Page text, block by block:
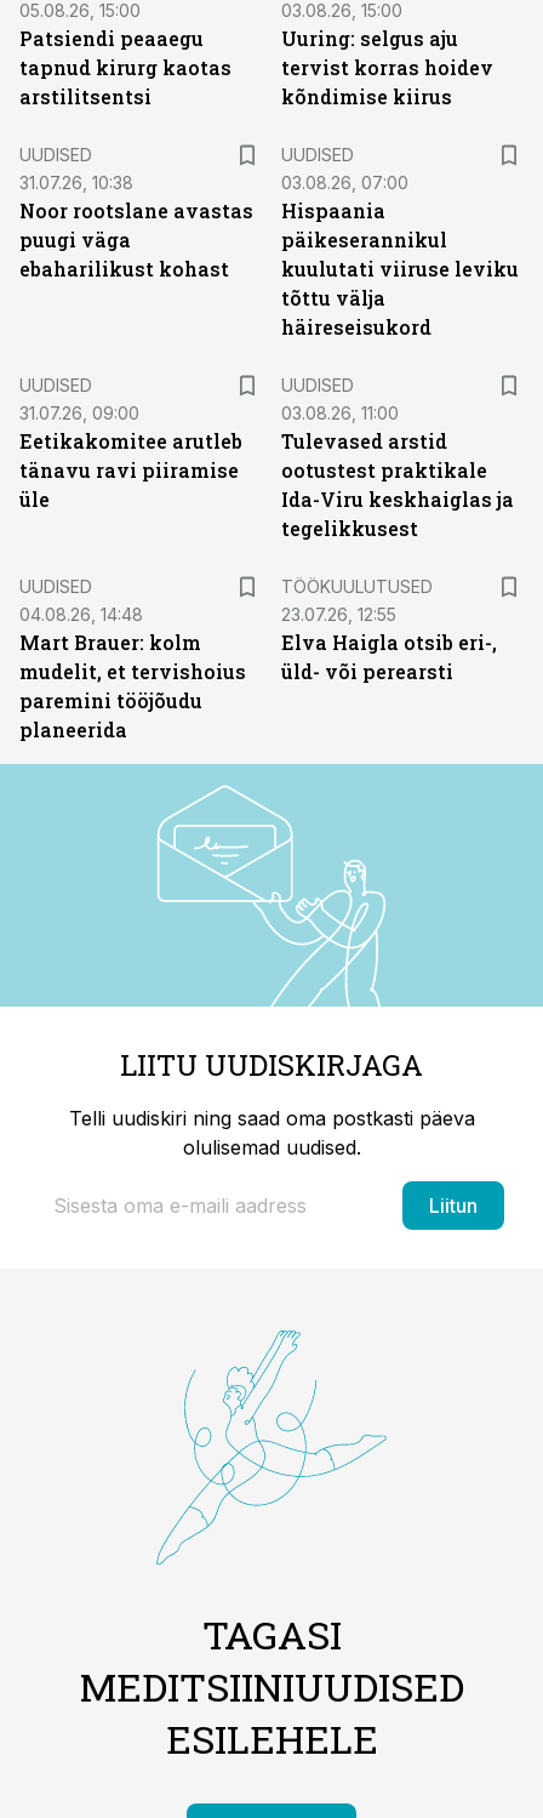
05.08.26, 15:00
Patsiendi peaaegu
tapnud kirurg kaotas
arstilitsentsi
03.08.26, 15:00
Uuring: selgus aju
tervist korras hoidev
kõndimise kiirus
UUDISED
31.07.26, 10:38
Noor rootslane avastas
puugi väga
ebaharilikust kohast
UUDISED
03.08.26, 07:00
Hispaania
päikeserannikul
kuulutati viiruse leviku
tõttu välja
häireseisukord
UUDISED
31.07.26, 09:00
Eetikakomitee arutleb
tänavu ravi piiramise
üle
UUDISED
03.08.26, 11:00
Tulevased arstid
ootustest praktikale
Ida-Viru keskhaiglas ja
tegelikkusest
UUDISED
04.08.26, 14:48
Mart Brauer: kolm
mudelit, et tervishoius
paremini tööjõudu
planeerida
TÖÖKUULUTUSED
23.07.26, 12:55
Elva Haigla otsib eri-,
üld- või perearsti
LIITU UUDISKIRJAGA
Telli uudiskiri ning saad oma postkasti päeva
olulisemad uudised.
Liitun
TAGASI
MEDITSIINIUUDISED
ESILEHELE